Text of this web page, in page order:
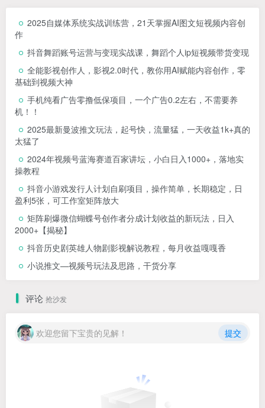
2025自媒体系统实战训练营，21天掌握AI图文短视频内容创
作
抖音舞蹈账号运营与变现实战课，舞蹈个人ip短视频带货变现
全能影视创作人，影视2.0时代，教你用AI赋能内容创作，​零
基础到视频大神
手机纯看广告零撸低保项目，一个广告0.2左右，不需要养
机！！
2025最新曼波推文玩法，起号快，流量猛，一天收益1k+真的
太猛了
2024年视频号蓝海赛道百家讲坛，小白日入1000+，落地实
操教程
抖音小游戏发行人计划自刷项目，操作简单，长期稳定，日
盈利5张，可工作室矩阵放大
矩阵刷爆微信蝴蝶号创作者分成计划收益的新玩法，日入
2000+【揭秘】
抖音历史剧英雄人物剧影视解说教程，每月收益嘎嘎香
小说推文—视频号玩法及思路，干货分享
评论 抢沙发
欢迎您留下宝贵的见解！ 提交